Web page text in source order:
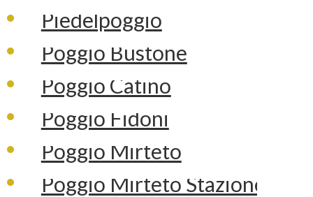
Piedelpoggio
Poggio Bustone
Poggio Catino
Poggio Fidoni
Poggio Mirteto
Poggio Mirteto Stazione